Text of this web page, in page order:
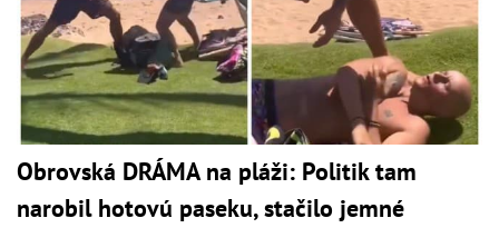
Obrovská DRÁMA na pláži: Politik tam
narobil hotovú paseku, stačilo jemné